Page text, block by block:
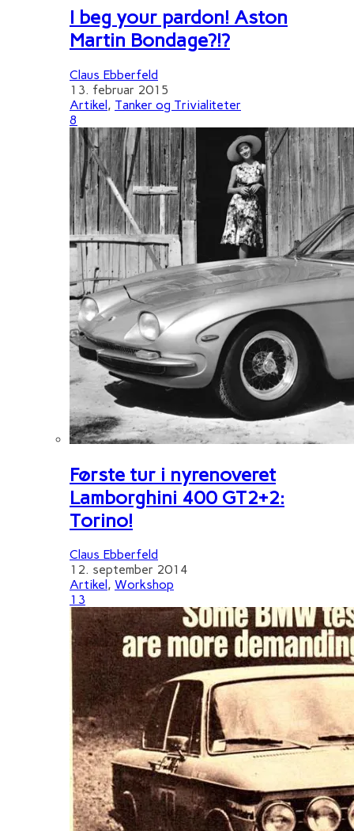
I beg your pardon! Aston
Martin Bondage?!?
Claus Ebberfeld
13. februar 2015
Artikel, Tanker og Trivialiteter
8
Første tur i nyrenoveret
Lamborghini 400 GT2+2:
Torino!
Claus Ebberfeld
12. september 2014
Artikel , Workshop
13